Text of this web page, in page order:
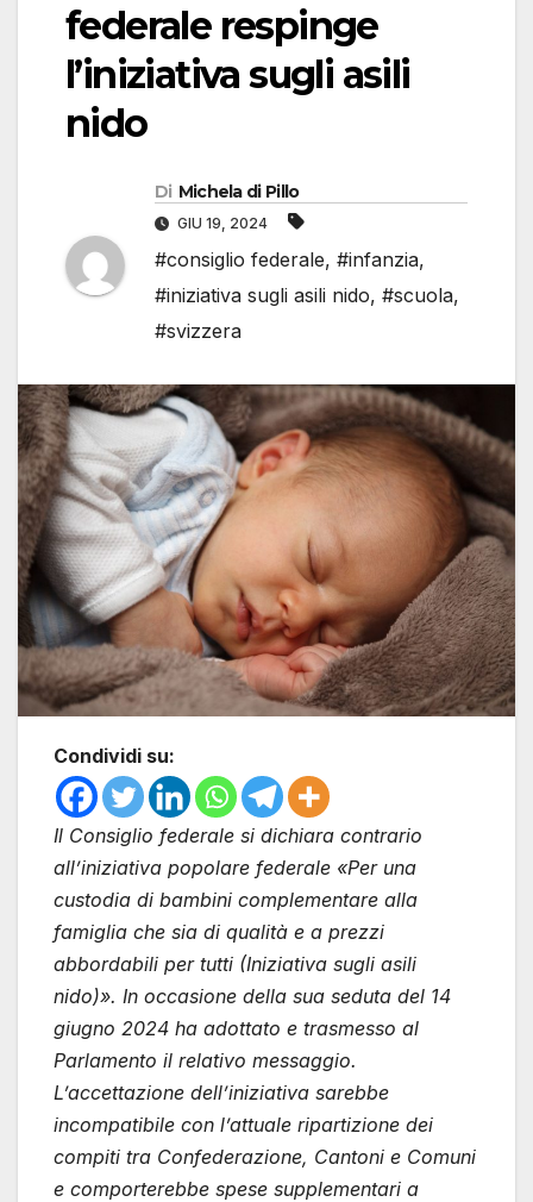
federale respinge
l’iniziativa sugli asili
nido
Di Michela di Pillo
GIU 19, 2024
#consiglio federale, #infanzia,
#iniziativa sugli asili nido, #scuola,
#svizzera
Condividi su:
Il Consiglio federale si dichiara contrario
all’iniziativa popolare federale «Per una
custodia di bambini complementare alla
famiglia che sia di qualità e a prezzi
abbordabili per tutti (Iniziativa sugli asili
nido)». In occasione della sua seduta del 14
giugno 2024 ha adottato e trasmesso al
Parlamento il relativo messaggio.
L’accettazione dell’iniziativa sarebbe
incompatibile con l’attuale ripartizione dei
compiti tra Confederazione, Cantoni e Comuni
e comporterebbe spese supplementari a